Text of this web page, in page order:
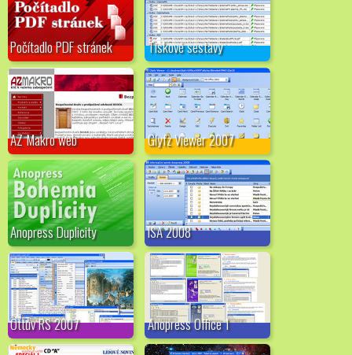
Počítadlo PDF stránek Tiskové sestavy
AZ Makro web Glyfz Viewer 2007
Anopress Duplicity ISA 2008
Ottův RS 2007 Anopress Office 1